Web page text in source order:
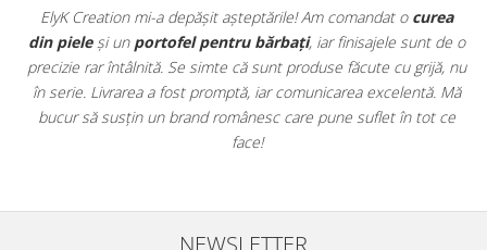
ElyK Creation mi-a depășit așteptările! Am comandat o curea
din pieleși un portofel pentru bărbați, iar finisajele sunt de o
precizie rar întâlnită. Se simte că sunt produse făcute cu grijă, nu
în serie. Livrarea a fost promptă, iar comunicarea excelentă. Mă
bucur să susțin un brand românesc care pune suflet în tot ce
face!
NEWSLETTER